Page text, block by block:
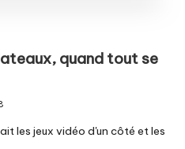
quand tout se
les jeux vidéo d'un côté et les